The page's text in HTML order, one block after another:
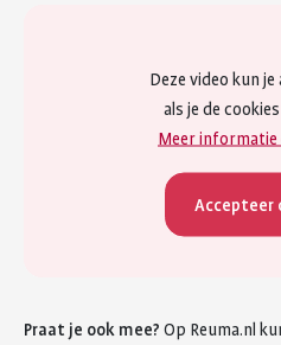
Deze video kun je
als je de
Meer informatie
Accepteer
Praat je ook mee? Op Reuma.nl